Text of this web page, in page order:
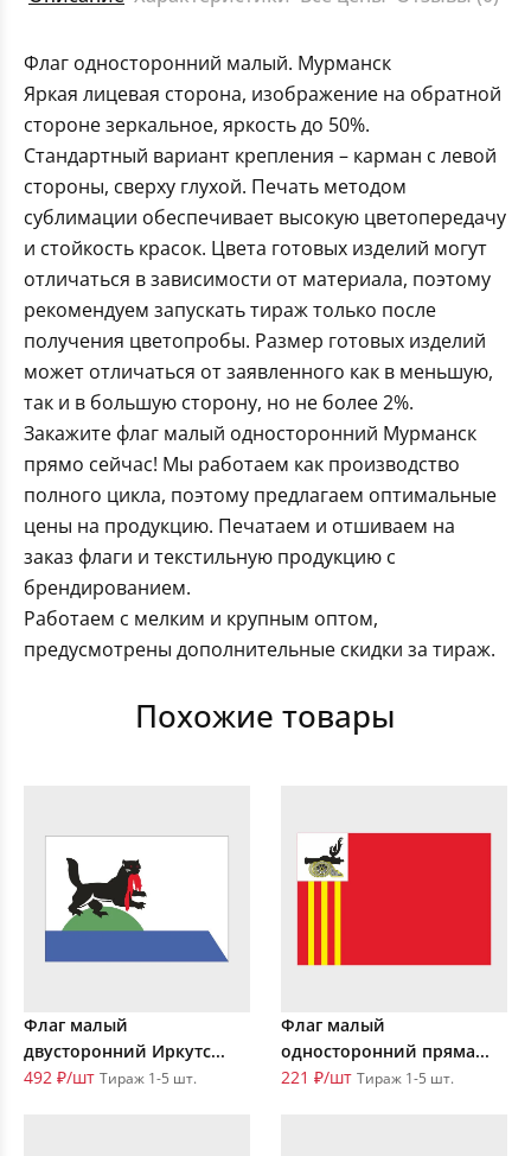
Флаг односторонний малый. Мурманск
Яркая лицевая сторона, изображение на обратной
стороне зеркальное, яркость до 50%.
Стандартный вариант крепления – карман с левой
стороны, сверху глухой. Печать методом
сублимации обеспечивает высокую цветопередачу
и стойкость красок. Цвета готовых изделий могут
отличаться в зависимости от материала, поэтому
рекомендуем запускать тираж только после
получения цветопробы. Размер готовых изделий
может отличаться от заявленного как в меньшую,
так и в большую сторону, но не более 2%.
Закажите флаг малый односторонний Мурманск
прямо сейчас! Мы работаем как производство
полного цикла, поэтому предлагаем оптимальные
цены на продукцию. Печатаем и отшиваем на
заказ флаги и текстильную продукцию с
брендированием.
Работаем с мелким и крупным оптом,
предусмотрены дополнительные скидки за тираж.
Похожие товары
Флаг малый
двусторонний Иркутс...
492 ₽/шт Тираж 1-5 шт.
Флаг малый
односторонний пряма...
221 ₽/шт Тираж 1-5 шт.